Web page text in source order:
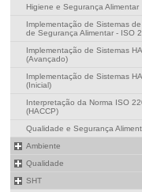
Higiene e Segurança Alimentar
Implementação de Sistemas
de Segurança Alimentar - ISO
Implementação de Sistemas
(Avançado)
Implementação de Sistemas
(Inicial)
Interpretação da Norma ISO
(HACCP)
Qualidade e Segurança
Ambiente
Qualidade
SHT